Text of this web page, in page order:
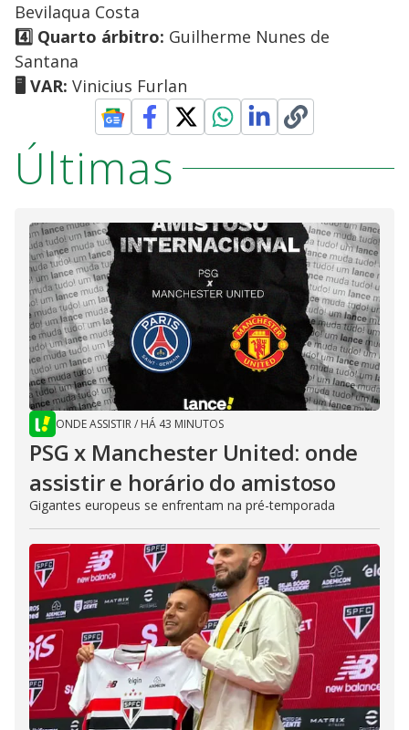
Bevilaqua Costa
4️⃣ Quarto árbitro: Guilherme Nunes de
Santana
🖥️ VAR: Vinicius Furlan
Últimas
ONDE ASSISTIR/ HÁ 43 MINUTOS
PSG x Manchester United: onde
assistir e horário do amistoso
Gigantes europeus se enfrentam na pré-temporada